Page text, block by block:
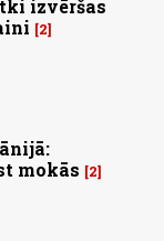
izvēršas
2
mokās
2